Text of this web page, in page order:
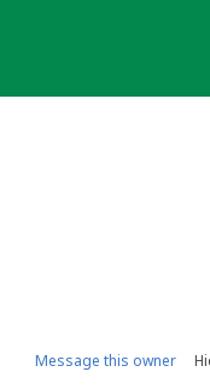
Message this owner